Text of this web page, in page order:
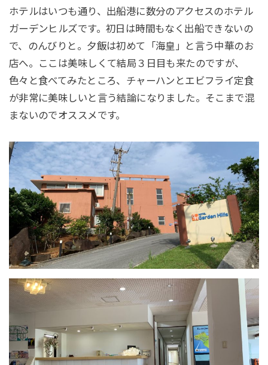
ホテルはいつも通り、出船港に数分のアクセスのホテル
ガーデンヒルズです。初日は時間もなく出船できないの
で、のんびりと。夕飯は初めて「海皇」と言う中華のお
店へ。ここは美味しくて結局３日目も来たのですが、
色々と食べてみたところ、チャーハンとエビフライ定食
が非常に美味しいと言う結論になりました。そこまで混
まないのでオススメです。